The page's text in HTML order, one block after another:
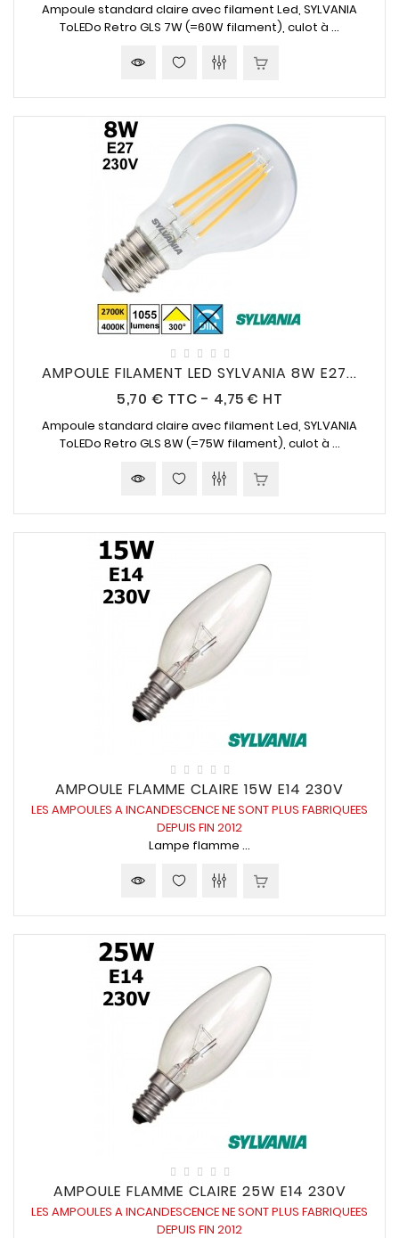
Ampoule standard claire avec filament Led, SYLVANIA
ToLEDo Retro GLS 7W (=60W filament), culot à ...
AMPOULE FILAMENT LED SYLVANIA 8W E27...
5,70 € Prix
TTC - 4,75 € HT
Ampoule standard claire avec filament Led, SYLVANIA
ToLEDo Retro GLS 8W (=75W filament), culot à ...
AMPOULE FLAMME CLAIRE 15W E14 230V
LES AMPOULES A INCANDESCENCE NE SONT PLUS FABRIQUEES
DEPUIS FIN 2012
Lampe flamme ...
AMPOULE FLAMME CLAIRE 25W E14 230V
LES AMPOULES A INCANDESCENCE NE SONT PLUS FABRIQUEES
DEPUIS FIN 2012